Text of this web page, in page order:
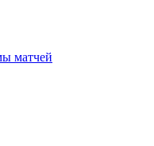
матчей